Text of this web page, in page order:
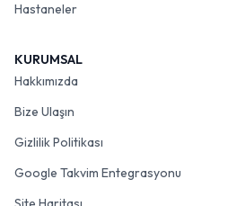
Hastaneler
KURUMSAL
Hakkımızda
Bize Ulaşın
Gizlilik Politikası
Google Takvim Entegrasyonu